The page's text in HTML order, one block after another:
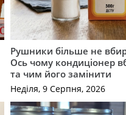
Рушники більше не
Ось чому кондиціонер
та чим його замінити
Неділя, 9 Серпня, 2026